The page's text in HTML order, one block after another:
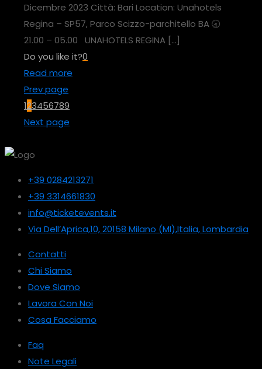
Dicembre 2023 Città: Bari Location: Unahotels
Regina – SP57, Parco Scizzo-parchitello BA 🕣
21.00 – 05.00 UNAHOTELS REGINA […]
Do you like it?0
Read more
Prev page
123456789
Next page
+39 0284213271
+39 3314661830
info@ticketevents.it
Via Dell’Aprica,10, 20158 Milano (MI),Italia, Lombardia
Contatti
Chi Siamo
Dove Siamo
Lavora Con Noi
Cosa Facciamo
Faq
Note Legali